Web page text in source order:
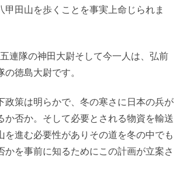
甲田山を歩くことを事実上命じられま
連隊の神田大尉そして今一人は、弘前
徳島大尉です。
政策は明らかで、冬の寒さに日本の兵が
か否か。そして必要とされる物資を輸送
を進む必要性がありその道を冬の中でも
かを事前に知るためにこの計画が立案さ